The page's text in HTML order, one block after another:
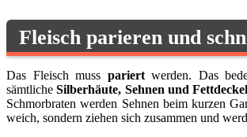
Fleisch parieren und
Das Fleisch muss pariertwerden. Das
sämtlicheSilberhäute, Sehnen und Fettdeckel
Schmorbraten werden Sehnen beim kurzen
weich, sondern ziehen sich zusammen und